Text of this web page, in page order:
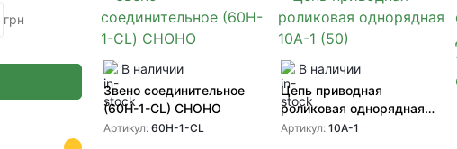
грн
В наличии
Звено соединительное
(60H-1-CL) CHOHO
Артикул: 60H-1-CL
В наличии
Цепь приводная
роликовая однорядная
10A-1 (50)
Артикул:10A-1